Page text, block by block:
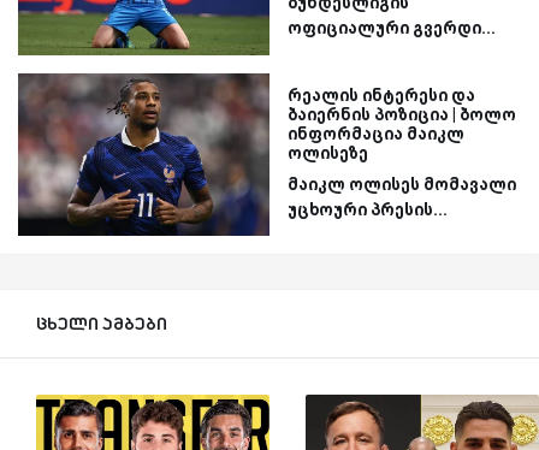
ოფიციალური გვერდი...
რეალის ინტერესი და
ბაიერნის პოზიცია | ბოლო
ინფორმაცია მაიკლ
ოლისეზე
მაიკლ ოლისეს მომავალი
უცხოური პრესის...
ცხელი ამბები